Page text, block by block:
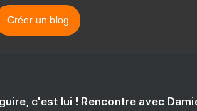
Créer un blog
c'est lui ! Rencontre avec